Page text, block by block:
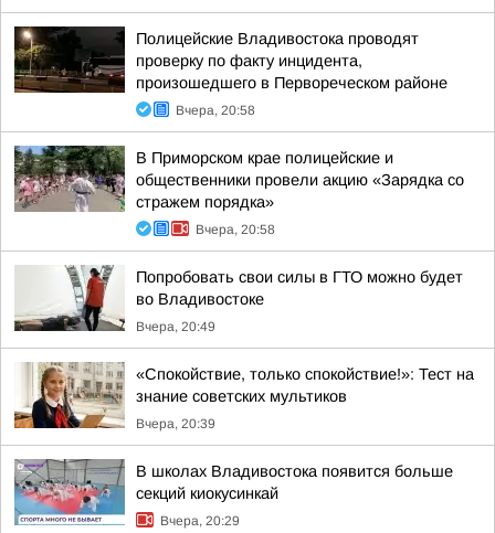
Полицейские Владивостока проводят
проверку по факту инцидента,
произошедшего в Первореческом районе
Вчера, 20:58
В Приморском крае полицейские и
общественники провели акцию «Зарядка со
стражем порядка»
Вчера, 20:58
Попробовать свои силы в ГТО можно будет
во Владивостоке
Вчера, 20:49
«Спокойствие, только спокойствие!»: Тест на
знание советских мультиков
Вчера, 20:39
В школах Владивостока появится больше
секций киокусинкай
Вчера, 20:29